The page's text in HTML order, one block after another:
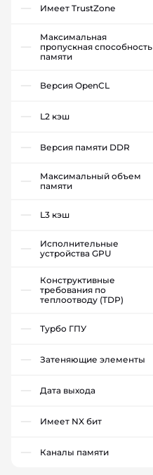
Имеет TrustZone
Максимальная
пропускная способность
памяти
Версия OpenCL
L2 кэш
Версия памяти DDR
Максимальный объем
памяти
L3 кэш
Исполнительные
устройства GPU
Конструктивные
требования по
теплоотводу (TDP)
Турбо ГПУ
Затеняющие элементы
Дата выхода
Имеет NX бит
Каналы памяти